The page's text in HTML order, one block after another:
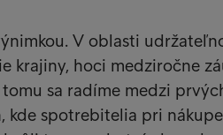
V oblasti
krajiny, hoci medziročne
sa radíme medzi
kde spotrebitelia pri